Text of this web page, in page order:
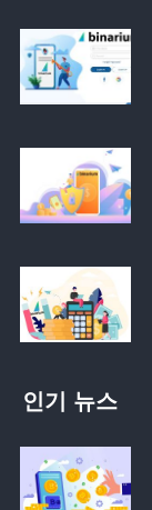
인기 뉴스